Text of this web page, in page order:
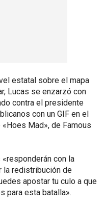
estatal sobre el mapa
Lucas se enzarzó con
contra el presidente
con un GIF en el
Mad», de Famous
con la
la redistribución de
apostar tu culo a que
para esta batalla».